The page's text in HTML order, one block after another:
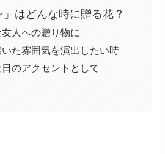
」はどんな時に贈る花？
人への贈り物に
いた雰囲気を演出したい時
のアクセントとして